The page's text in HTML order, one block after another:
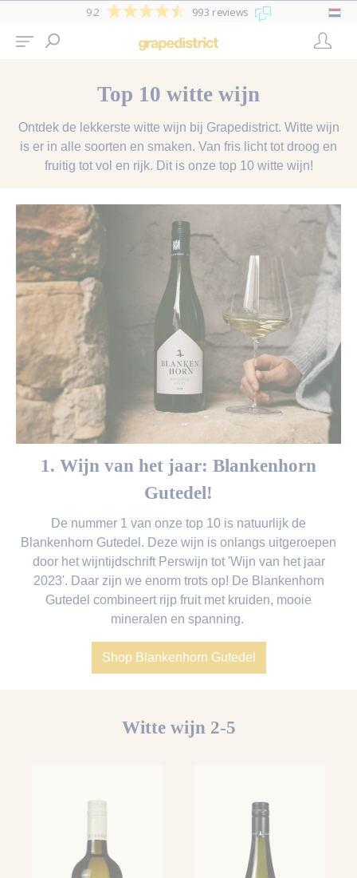
9.2 993 reviews
Top 10 witte wijn
Ontdek de lekkerste witte wijn bij Grapedistrict. Witte wijn
is er in alle soorten en smaken. Van fris licht tot droog en
fruitig tot vol en rijk. Dit is onze top 10 witte wijn!
1. Wijn van het jaar: Blankenhorn
Gutedel!
De nummer 1 van onze top 10 is natuurlijk de
Blankenhorn Gutedel. Deze wijn is onlangs uitgeroepen
door het wijntijdschrift Perswijn tot 'Wijn van het jaar
2023'. Daar zijn we enorm trots op! De Blankenhorn
Gutedel combineert rijp fruit met kruiden, mooie
mineralen en spanning.
Shop Blankenhorn Gutedel
Witte wijn 2-5